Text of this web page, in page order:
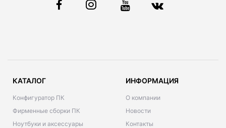
КАТАЛОГ
Конфигуратор ПК
Фирменные сборки ПК
Ноутбуки и аксессуары
ИНФОРМАЦИЯ
О компании
Новости
Контакты